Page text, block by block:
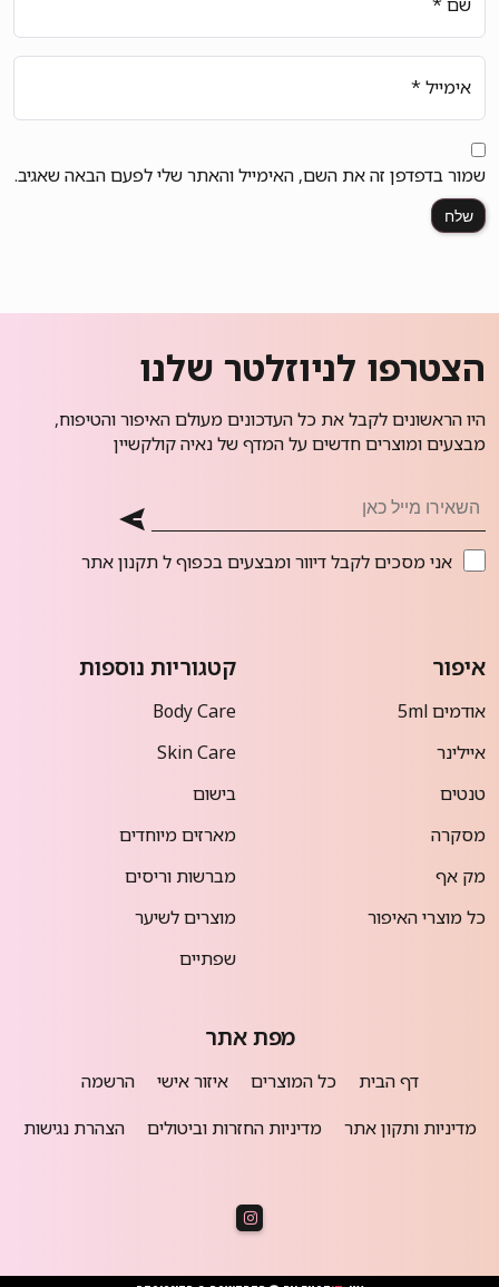
אימייל *
שמור בדפדפן זה את השם, האימייל והאתר שלי לפעם הבאה שאגיב.
הצטרפו לניוזלטר שלנו
היו הראשונים לקבל את כל העדכונים מעולם האיפור והטיפוח,
מבצעים ומוצרים חדשים על המדף של נאיה קולקשיין
אני מסכים לקבל דיוור ומבצעים בכפוף לתקנון אתר
איפור
אודמים 5ml
איילינר
טנטים
מסקרה
מק אף
כל מוצרי האיפור
קטגוריות נוספות
Body Care
Skin Care
בישום
מארזים מיוחדים
מברשות וריסים
מוצרים לשיער
שפתיים
מפת אתר
דף הבית כל המוצרים איזור אישי
הרשמה
מדיניות ותקון אתר
מדיניות החזרות וביטולים הצהרת נגישות